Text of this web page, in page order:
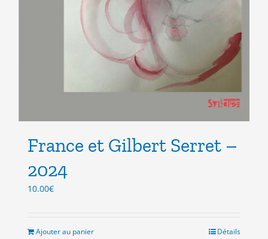
France et Gilbert Serret –
2024
10.00€
Ajouter au panier Détails